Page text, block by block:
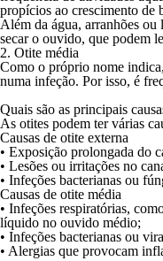
propícios ao crescimento de
Além da água, arranhões
secar o ouvido, que podem
2. Otite média
Como o próprio nome
numa infeção. Por isso, é
Quais são as principais
As otites podem ter várias
Causas de otite externa
• Exposição prolongada do
• Lesões ou irritações no
• Infeções bacterianas ou
Causas de otite média
• Infeções respiratórias,
líquido no ouvido médio;
• Infeções bacterianas ou
• Alergias que provocam